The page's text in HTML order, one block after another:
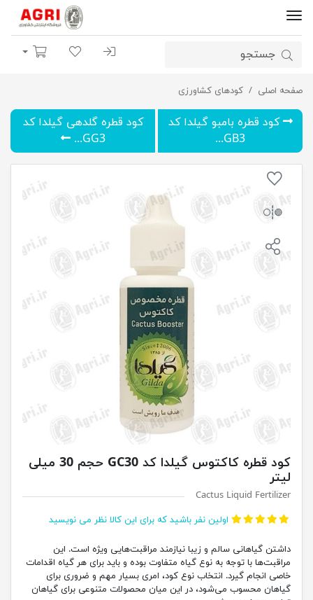
ورود | ثبت نام
لیست مورد علاقه
سبد خرید
صفحه اصلی کودهای کشاورزی
کود قطره کاکتوس گیلدا کد GC30 حجم 30 میلی لیتر
کود قطره بامبو گیلدا کد
GB3...
کود قطره گلدهی گیلدا کد
GG3...
کود قطره کاکتوس گیلدا کد GC30 حجم 30 میلی
لیتر
Cactus Liquid Fertilizer
اولین نفر باشید که برای این کالا نظر می نویسید
داشتن گیاهانی سالم و زیبا نیازمند مراقبت‌هایی ویژه است. این
مراقبت‌ها با توجه به نوع گیاه متفاوت بوده و باید برای هر گیاه اقدامات
خاصی انجام گیرد. انتخاب نوع کود، امری بسیار مهم و ضروری برای
گیاهان محسوب می‌شود، در این میان محصولات متنوعی برای گیاهان